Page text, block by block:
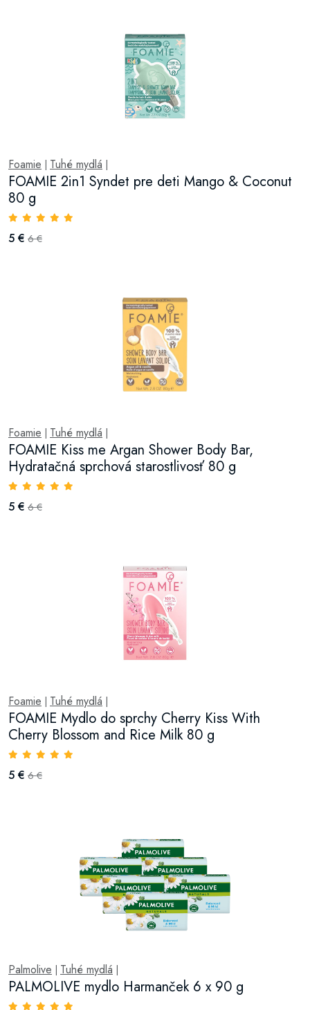
Foamie Tuhé mydlá
FOAMIE 2in1 Syndet pre deti Mango & Coconut
80 g
5 € 6 €
Foamie Tuhé mydlá
FOAMIE Kiss me Argan Shower Body Bar,
Hydratačná sprchová starostlivosť 80 g
5 € 6 €
Foamie Tuhé mydlá
FOAMIE Mydlo do sprchy Cherry Kiss With
Cherry Blossom and Rice Milk 80 g
5 € 6 €
Palmolive Tuhé mydlá
PALMOLIVE mydlo Harmanček 6 x 90 g